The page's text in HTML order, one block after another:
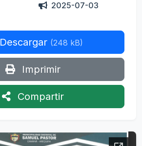
2025-07-03
Descargar (248 kB)
Imprimir
Compartir